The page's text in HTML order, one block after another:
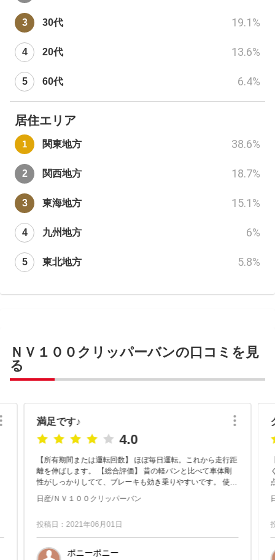
30代 19.1%
20代 13.6%
60代 6.4%
居住エリア
関東地方 38.6%
関西地方 18.7%
東海地方 15.1%
九州地方 6%
東北地方 5.8%
ＮＶ１００クリッパーバンの口コミを見
る
満足です♪
4.0
【所有期間または運転回数】 ほぼ毎日運転。これから走行距
離を伸ばします。 【総合評価】 昔の軽バンと比べて車体剛
性がしっかりしてて、ブレーキも効き乗りやすいです。 使い
日産/ＮＶ１００クリッパーバン
投稿日：2021年06月01日
ポニーポニー